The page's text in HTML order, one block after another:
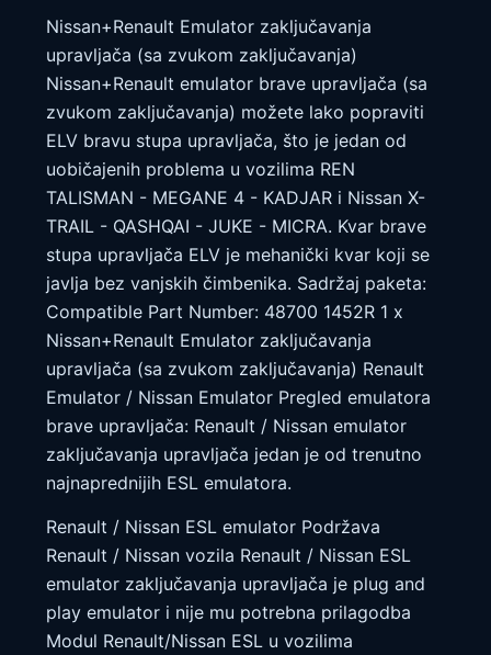
Nissan+Renault Emulator zaključavanja
upravljača (sa zvukom zaključavanja)
Nissan+Renault emulator brave upravljača (sa
zvukom zaključavanja) možete lako popraviti
ELV bravu stupa upravljača, što je jedan od
uobičajenih problema u vozilima REN
TALISMAN - MEGANE 4 - KADJAR i Nissan X-
TRAIL - QASHQAI - JUKE - MICRA. Kvar brave
stupa upravljača ELV je mehanički kvar koji se
javlja bez vanjskih čimbenika. Sadržaj paketa:
Compatible Part Number: 48700 1452R 1 x
Nissan+Renault Emulator zaključavanja
upravljača (sa zvukom zaključavanja) Renault
Emulator / Nissan Emulator Pregled emulatora
brave upravljača: Renault / Nissan emulator
zaključavanja upravljača jedan je od trenutno
najnaprednijih ESL emulatora.
Renault / Nissan ESL emulator Podržava
Renault / Nissan vozila Renault / Nissan ESL
emulator zaključavanja upravljača je plug and
play emulator i nije mu potrebna prilagodba
Modul Renault/Nissan ESL u vozilima